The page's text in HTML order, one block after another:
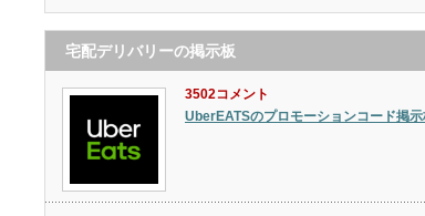
宅配デリバリーの掲示板
3502コメント
UberEATSのプロモーションコード掲